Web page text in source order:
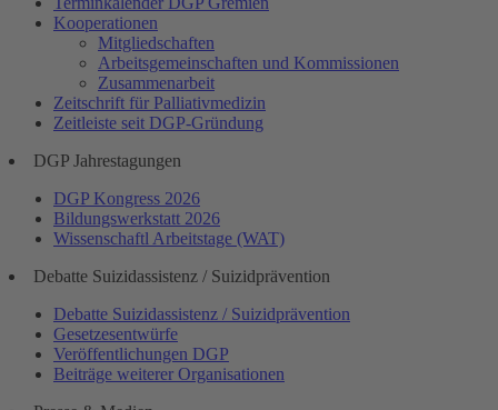
Kooperationen
Mitgliedschaften
Arbeitsgemeinschaften und Kommissionen
Zusammenarbeit
Zeitschrift für Palliativmedizin
Zeitleiste seit DGP-Gründung
DGP Jahrestagungen
DGP Kongress 2026
Bildungswerkstatt 2026
Wissenschaftl Arbeitstage (WAT)
Debatte Suizidassistenz / Suizidprävention
Debatte Suizidassistenz / Suizidprävention
Gesetzesentwürfe
Veröffentlichungen DGP
Beiträge weiterer Organisationen